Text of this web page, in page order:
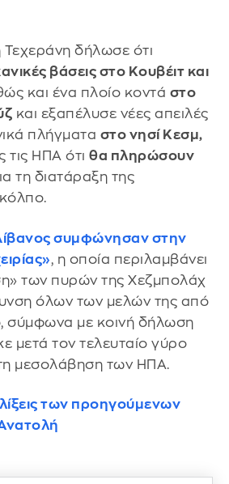
Τεχεράνη δήλωσε ότι
βάσεις στο Κουβέιτ και
και ένα πλοίο κοντά στο
και εξαπέλυσε νέες απειλές
πλήγματα στο νησί Κεσμ,
τις ΗΠΑ ότι θα πληρώσουν
τη διατάραξη της
συμφώνησαν στην
, η οποία περιλαμβάνει
των πυρών της Χεζμπολάχ
όλων των μελών της από
, σύμφωνα με κοινή δήλωση
μετά τον τελευταίο γύρο
μεσολάβηση των ΗΠΑ.
των προηγούμενων